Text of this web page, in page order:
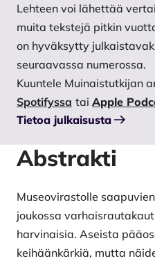
Lehteen voi lähettää
muita tekstejä pitkin
on hyväksytty
seuraavassa numerossa.
Kuuntele Muinaistutkijan
Spotifyssa tai Apple
Tietoa julkaisusta
Abstrakti
Museovirastolle
joukossa
harvinaisia. Aseista
keihäänkärkiä, mutta